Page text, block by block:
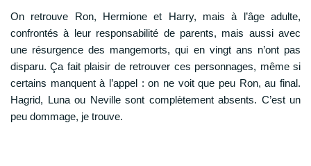
On retrouve Ron, Hermione et Harry, mais à l’âge adulte,
confrontés à leur responsabilité de parents, mais aussi avec
une résurgence des mangemorts, qui en vingt ans n’ont pas
disparu. Ça fait plaisir de retrouver ces personnages, même si
certains manquent à l’appel : on ne voit que peu Ron, au final.
Hagrid, Luna ou Neville sont complètement absents. C’est un
peu dommage, je trouve.